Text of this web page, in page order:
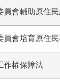
員會輔助原住
員會培育原住
作權保障法